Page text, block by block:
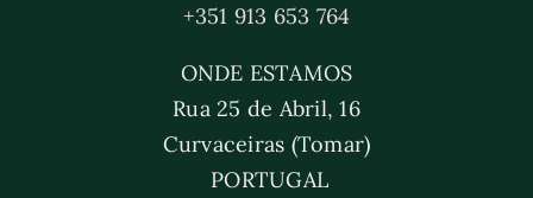
+351 913 653 764
ONDE ESTAMOS
Rua 25 de Abril, 16
Curvaceiras (Tomar)
PORTUGAL